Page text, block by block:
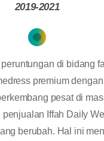
2019-2021
di bidang
premium
pesat di
penjualan Iffah Daily
berubah. Hal ini